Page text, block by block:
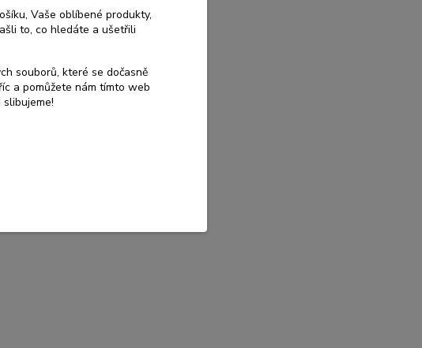
Vaše oblíbené produkty,
to, co hledáte a ušetřili
souborů, které se dočasně
a pomůžete nám tímto web